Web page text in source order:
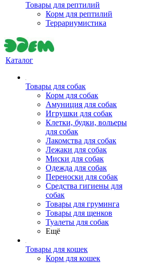
Товары для рептилий
Корм для рептилий
Террариумистика
Каталог
Товары для собак
Корм для собак
Амуниция для собак
Игрушки для собак
Клетки, будки, вольеры
для собак
Лакомства для собак
Лежаки для собак
Миски для собак
Одежда для собак
Переноски для собак
Средства гигиены для
собак
Товары для груминга
Товары для щенков
Туалеты для собак
Ещё
Товары для кошек
Корм для кошек